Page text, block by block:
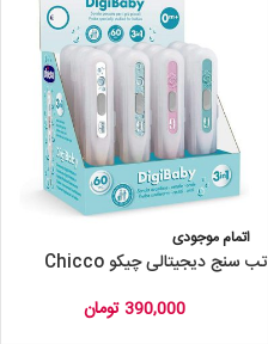
اتمام موجودی
تب سنج دیجیتالی چیکو Chicco
390,000 تومان